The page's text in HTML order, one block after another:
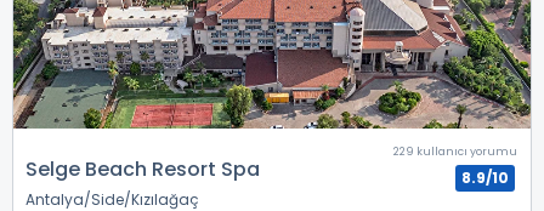
Selge Beach Resort Spa
Antalya Side Kızılağaç
229 kullanıcı yorumu
8.9/10